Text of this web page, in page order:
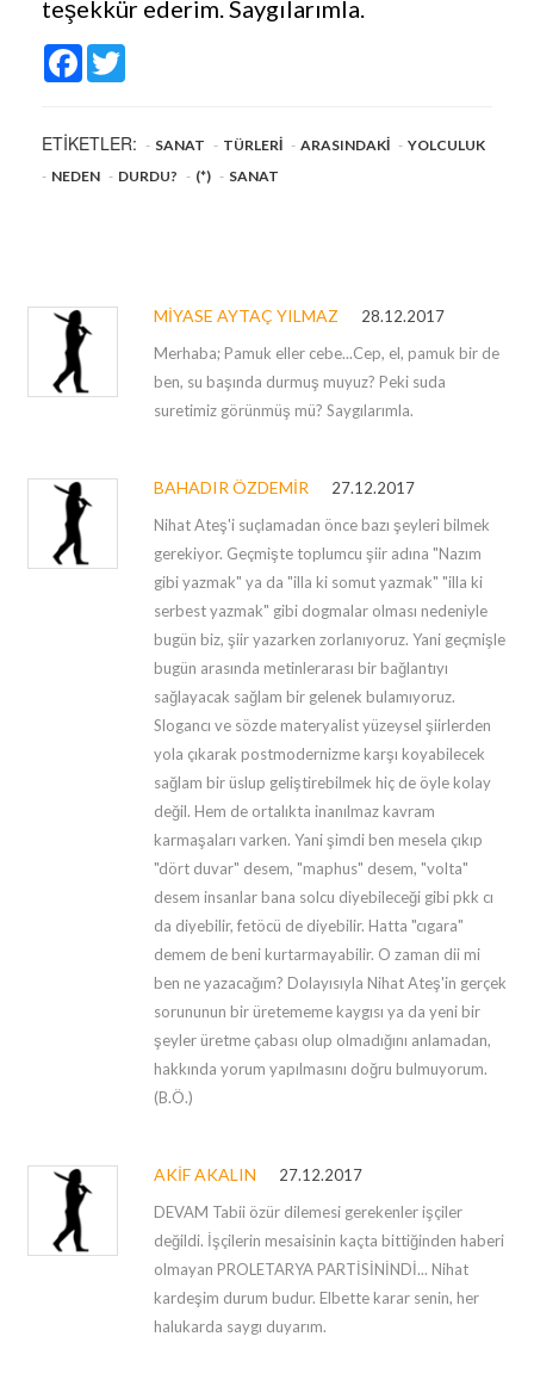
teşekkür ederim. Saygılarımla.
Facebook
ETİKETLER: SANAT TÜRLERI ARASINDAKI
YOLCULUK
NEDEN
DURDU? (*) SANAT
MIYASE AYTAÇ YILMAZ
28.12.2017
Merhaba; Pamuk eller cebe...Cep, el, pamuk bir de
ben, su başında durmuş muyuz? Peki suda
suretimiz görünmüş mü? Saygılarımla.
BAHADIR ÖZDEMIR
27.12.2017
Nihat Ateş'i suçlamadan önce bazı şeyleri bilmek
gerekiyor. Geçmişte toplumcu şiir adına "Nazım
gibi yazmak" ya da "illa ki somut yazmak" "illa ki
serbest yazmak" gibi dogmalar olması nedeniyle
bugün biz, şiir yazarken zorlanıyoruz. Yani geçmişle
bugün arasında metinlerarası bir bağlantıyı
sağlayacak sağlam bir gelenek bulamıyoruz.
Slogancı ve sözde materyalist yüzeysel şiirlerden
yola çıkarak postmodernizme karşı koyabilecek
sağlam bir üslup geliştirebilmek hiç de öyle kolay
değil. Hem de ortalıkta inanılmaz kavram
karmaşaları varken. Yani şimdi ben mesela çıkıp
"dört duvar" desem, "maphus" desem, "volta"
desem insanlar bana solcu diyebileceği gibi pkk cı
da diyebilir, fetöcü de diyebilir. Hatta "cıgara"
demem de beni kurtarmayabilir. O zaman dii mi
ben ne yazacağım? Dolayısıyla Nihat Ateş'in gerçek
sorununun bir üretememe kaygısı ya da yeni bir
şeyler üretme çabası olup olmadığını anlamadan,
hakkında yorum yapılmasını doğru bulmuyorum.
(B.Ö.)
AKIF AKALIN
27.12.2017
DEVAM Tabii özür dilemesi gerekenler işçiler
değildi. İşçilerin mesaisinin kaçta bittiğinden haberi
olmayan PROLETARYA PARTİSİNİNDİ... Nihat
kardeşim durum budur. Elbette karar senin, her
halukarda saygı duyarım.